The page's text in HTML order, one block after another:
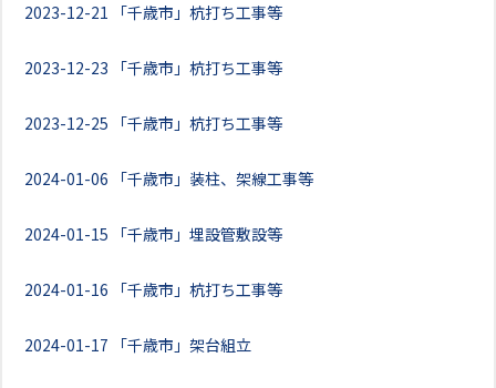
2023-12-21 「千歳市」杭打ち工事等
2023-12-23 「千歳市」杭打ち工事等
2023-12-25 「千歳市」杭打ち工事等
2024-01-06 「千歳市」装柱、架線工事等
2024-01-15 「千歳市」埋設管敷設等
2024-01-16 「千歳市」杭打ち工事等
2024-01-17 「千歳市」架台組立